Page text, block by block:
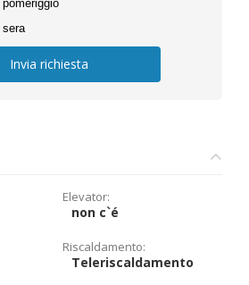
sera
Invia richiesta
Elevator:
non c`é
Riscaldamento:
Teleriscaldamento